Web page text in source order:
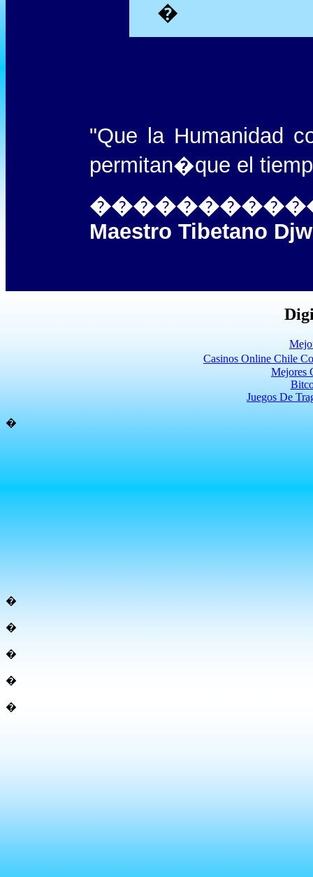
�
"Que la Humanidad
permitan�que el
Maestro Tibetano
Casinos Online Chile
Mejores
Juegos De
�
�
�
�
�
�